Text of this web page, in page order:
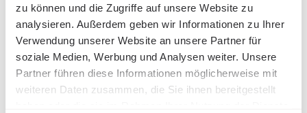
zu können und die Zugriffe auf unsere Website zu
analysieren. Außerdem geben wir Informationen zu Ihrer
Verwendung unserer Website an unsere Partner für
soziale Medien, Werbung und Analysen weiter. Unsere
Partner führen diese Informationen möglicherweise mit
weiteren Daten zusammen, die Sie ihnen bereitgestellt